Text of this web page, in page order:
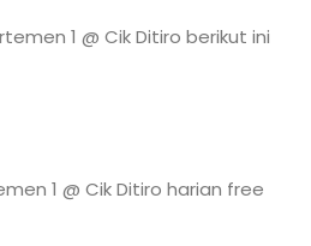
1 @ Cik Ditiro berikut ini
1 @ Cik Ditiro harian free